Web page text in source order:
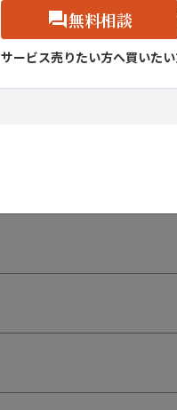
無料相談
サービス売りたい方へ買いた